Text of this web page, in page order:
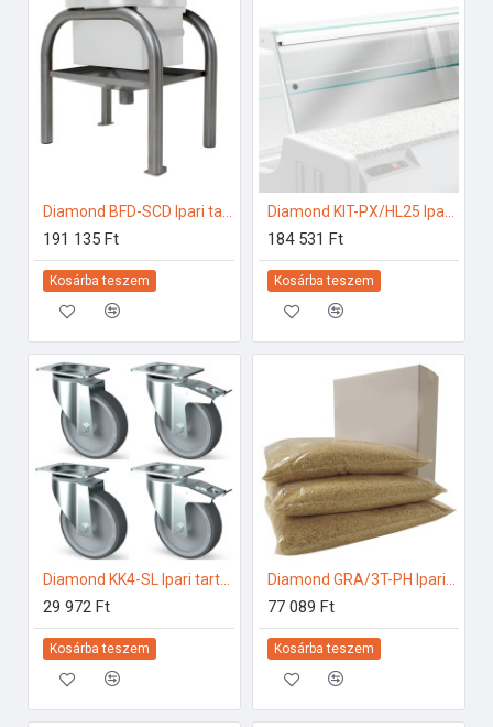
191 135 Ft
Kosárba teszem
184 531 Ft
Kosárba teszem
29 972 Ft
Kosárba teszem
77 089 Ft
Kosárba teszem